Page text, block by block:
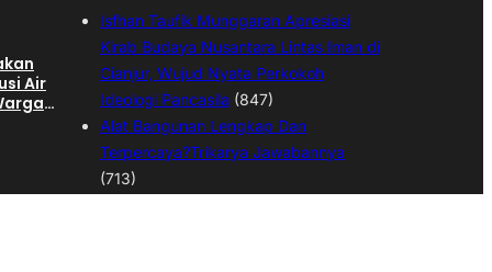
Air
Isfhan Taufik Munggaran Apresiasi
Kirab Budaya Nusantara Lintas Iman di
Cianjur, Wujud Nyata Perkokoh
Ideologi Pancasila (847)
Alat Bangunan Lengkap Dan
Terpercaya?Trikarya Jawabannya
(713)